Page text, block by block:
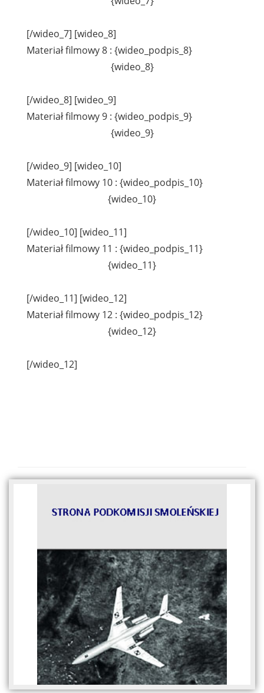
[/wideo_7] [wideo_8]
Materiał filmowy 8 : {wideo_podpis_8}
{wideo_8}
[/wideo_8] [wideo_9]
Materiał filmowy 9 : {wideo_podpis_9}
{wideo_9}
[/wideo_9] [wideo_10]
Materiał filmowy 10 : {wideo_podpis_10}
{wideo_10}
[/wideo_10] [wideo_11]
Materiał filmowy 11 : {wideo_podpis_11}
{wideo_11}
[/wideo_11] [wideo_12]
Materiał filmowy 12 : {wideo_podpis_12}
{wideo_12}
[/wideo_12]